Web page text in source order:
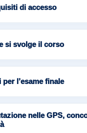
di accesso
si svolge il corso
per l’esame finale
nelle GPS,